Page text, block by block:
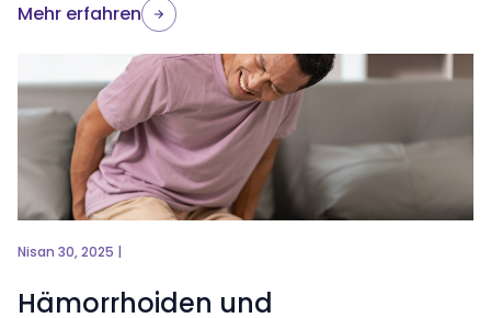
Mehr erfahren
Nisan 30, 2025 |
Hämorrhoiden und